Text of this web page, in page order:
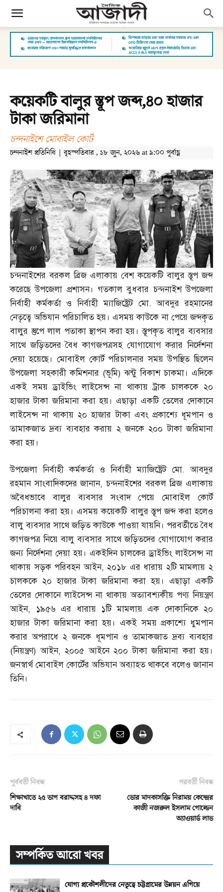
কয়েকটি বালুর স্তূপ জব্দ,৪০ হাজার
টাকা জরিমানা
চন্দনাইশে মোবাইল কোর্ট
চন্দনাইশ প্রতিনিধি | বৃহস্পতিবার , ১৮ জুন, ২০২৬ at ৯:০০ পূর্বাহ্ণ
চন্দনাইশের বরকল ব্রিজ এলাকায় বেশ কয়েকটি বালুর স্তূপ জব্দ
করেছে উপজেলা প্রশাসন। গতকাল বুধবার চন্দনাইশ উপজেলা
নির্বাহী কর্মকর্তা ও নির্বাহী ম্যাজিষ্ট্রেট মো.আবদুর রহমানের
নেতৃত্বে অভিযান পরিচালিত হয়। এসময় কাউকে না পেয়ে জব্দকৃত
বালুর স্তুপে লাল পতাকা স্থাপন করা হয়। স্তূপকৃত বালুর ব্যবসার
সাথে জড়িতদের বৈধ কাগজপত্রসহ যোগাযোগ করার নির্দেশনা
দেয়া হয়েছে। মোবাইল কোর্ট পরিচালনার সময় উপস্থিত ছিলেন
উপজেলা সহকারী কমিশনার (ভূমি)ঝন্টু বিকাশ চাকমা। এদিকে
একই সময় ড্রাইভিং লাইসেন্স না থাকায় ট্রাক চালককে ২০
হাজার টাকা জরিমানা করা হয়। এছাড়া একটি তেলের দোকানে
লাইসেন্স না থাকায় ২০ হাজার টাকা এবং প্রকাশ্যে ধূমপান ও
তামাকজাত দ্রব্য ব্যবহার করায় ২ জনকে ২০০ টাকা জরিমানা
করা হয়।
উপজেলা নির্বাহী কর্মকর্তা ও নির্বাহী ম্যাজিষ্ট্রেট মো.আবদুর
রহমান সাংবাদিকদের জানান,চন্দনাইশের বরকল ব্রিজ এলাকায়
অবৈধভাবে বালুর ব্যবসার সংবাদ পেয়ে মোবাইল কোর্ট
পরিচালনা করা হয়। এসময় কয়েকটি বালুর স্তূপ জব্দ করা হলেও
বালু ব্যবসার সাথে জড়িত কাউকে পাওয়া যায়নি। পরবর্তীতে বৈধ
কাগজপত্র নিয়ে বালু ব্যবসার সাথে জড়িতদের যোগাযোগ করার
জন্য নির্দেশনা দেয়া হয়। একইদিন চালকের ড্রাইভিং লাইসেন্স না
থাকায় সড়ক পরিবহন আইন,২০১৮ এর ধারায় ২টি মামলায় ২
চালককে ২০ হাজার টাকা জরিমানা করা হয়। এছাড়া একটি
তেলের দোকানে লাইসেন্স না থাকায় অত্যাবশ্যকীয় পণ্য নিয়ন্ত্রণ
আইন,
১৯৫৬ এর ধারায় ১টি মামলায় এক দোকানিকে ২০
হাজার টাকা জরিমানা করা হয়। একই সময় প্রকাশ্যে ধুমপান
করার অপরাধে ২ জনকে ধূমপান ও তামাকজাত দ্রব্য ব্যবহার
(নিয়ন্ত্রণ)আইন, ২০০৫ আইনে ২০০ টাকা জরিমানা করা হয়।
জনস্বার্থ মোবাইল কোর্টের অভিযান অব্যাহত থাকবে বলেও জানান
তিনি।
পূর্ববর্তী নিবন্ধ
শিক্ষাখাতে ২৫ ভাগ বরাদ্দসহ ৪ দফা
দাবি
পরবর্তী নিবন্ধ
ভোর মাদকাসক্তি নিরাময় কেন্দ্রের
কাজী নজরুল ইসলাম গোল্ডেন
অ্যাওয়ার্ড লাভ
সম্পর্কিত আরো খবর
যোগ্য প্রকৌশলীদের নেতৃত্বে চট্টগ্রামের উন্নয়ন এগিয়ে